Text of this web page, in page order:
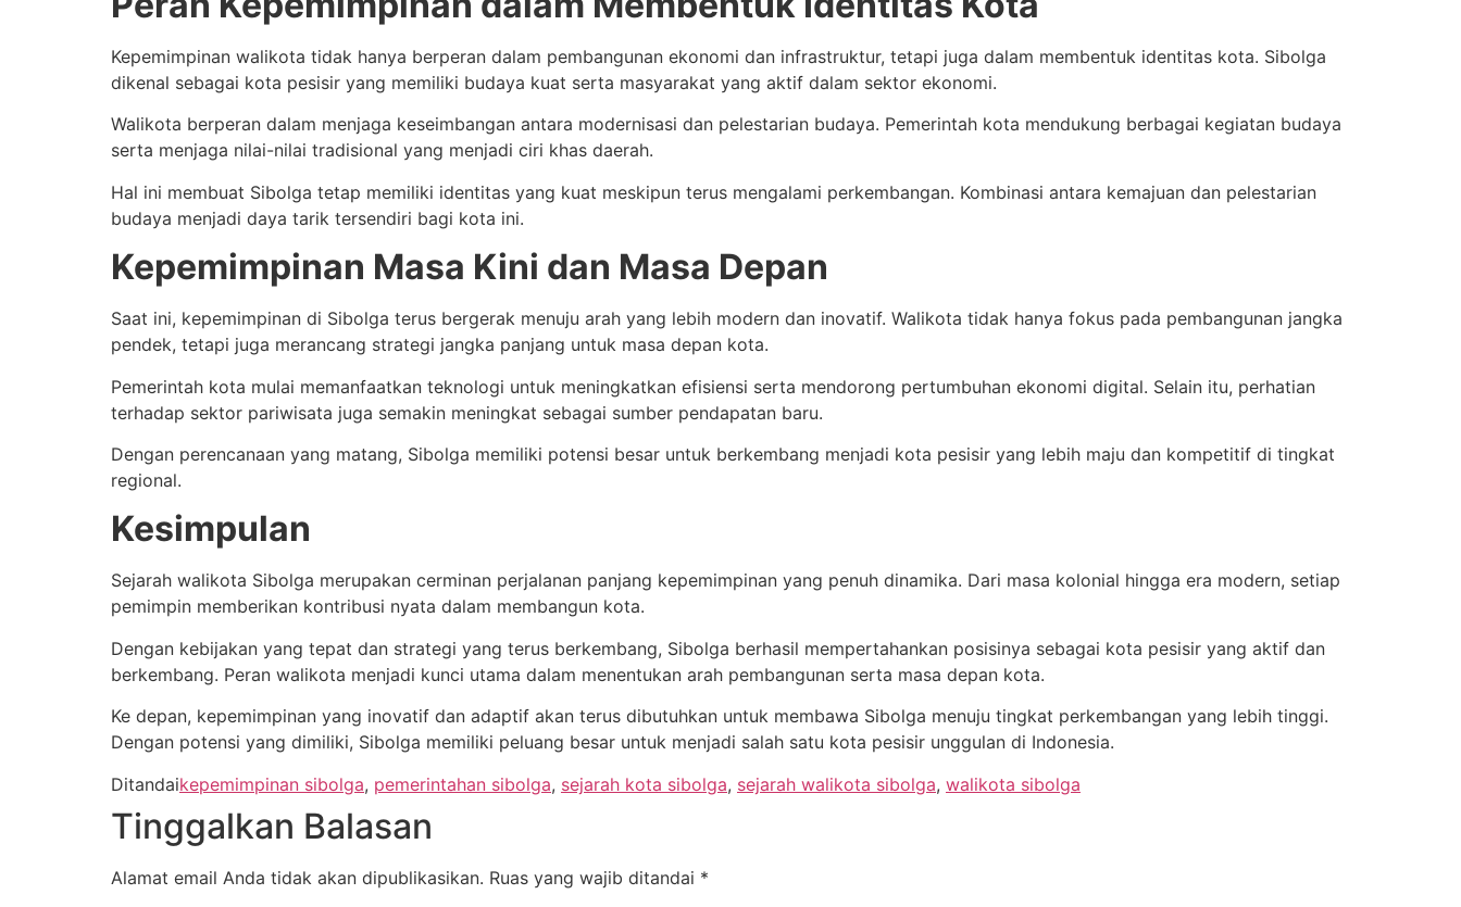
Kepemimpinan walikota tidak hanya berperan dalam pembangunan ekonomi dan infrastruktur, tetapi juga dalam membentuk identitas kota. Sibolga
dikenal sebagai kota pesisir yang memiliki budaya kuat serta masyarakat yang aktif dalam sektor ekonomi.
Walikota berperan dalam menjaga keseimbangan antara modernisasi dan pelestarian budaya. Pemerintah kota mendukung berbagai kegiatan budaya
serta menjaga nilai-nilai tradisional yang menjadi ciri khas daerah.
Hal ini membuat Sibolga tetap memiliki identitas yang kuat meskipun terus mengalami perkembangan. Kombinasi antara kemajuan dan pelestarian
budaya menjadi daya tarik tersendiri bagi kota ini.
Kepemimpinan Masa Kini dan Masa Depan
Saat ini, kepemimpinan di Sibolga terus bergerak menuju arah yang lebih modern dan inovatif. Walikota tidak hanya fokus pada pembangunan jangka
pendek, tetapi juga merancang strategi jangka panjang untuk masa depan kota.
Pemerintah kota mulai memanfaatkan teknologi untuk meningkatkan efisiensi serta mendorong pertumbuhan ekonomi digital. Selain itu, perhatian
terhadap sektor pariwisata juga semakin meningkat sebagai sumber pendapatan baru.
Dengan perencanaan yang matang, Sibolga memiliki potensi besar untuk berkembang menjadi kota pesisir yang lebih maju dan kompetitif di tingkat
regional.
Kesimpulan
Sejarah walikota Sibolga merupakan cerminan perjalanan panjang kepemimpinan yang penuh dinamika. Dari masa kolonial hingga era modern, setiap
pemimpin memberikan kontribusi nyata dalam membangun kota.
Dengan kebijakan yang tepat dan strategi yang terus berkembang, Sibolga berhasil mempertahankan posisinya sebagai kota pesisir yang aktif dan
berkembang. Peran walikota menjadi kunci utama dalam menentukan arah pembangunan serta masa depan kota.
Ke depan, kepemimpinan yang inovatif dan adaptif akan terus dibutuhkan untuk membawa Sibolga menuju tingkat perkembangan yang lebih tinggi.
Dengan potensi yang dimiliki, Sibolga memiliki peluang besar untuk menjadi salah satu kota pesisir unggulan di Indonesia.
Ditandaikepemimpinan sibolga, pemerintahan sibolga, sejarah kota sibolga, sejarah walikota sibolga, walikota sibolga
Tinggalkan Balasan
Alamat email Anda tidak akan dipublikasikan. Ruas yang wajib ditandai *